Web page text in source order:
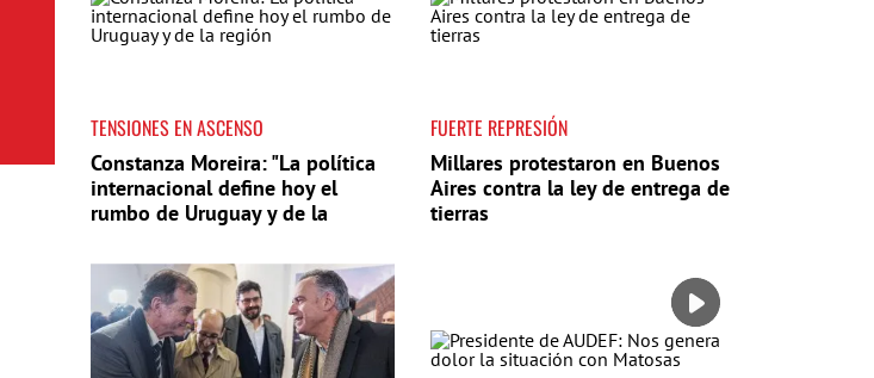
TENSIONES EN ASCENSO
Constanza Moreira: "La política
internacional define hoy el
rumbo de Uruguay y de la
FUERTE REPRESIÓN
Millares protestaron en Buenos
Aires contra la ley de entrega de
tierras